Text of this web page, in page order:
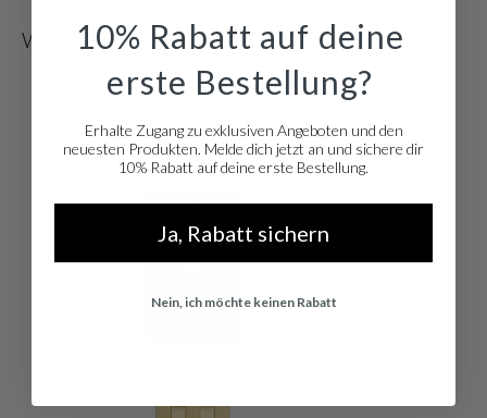
Was hältst du davon?
10% Rabatt auf deine
erste Bestellung?
Erhalte Zugang zu exklusiven Angeboten und den
neuesten Produkten. Melde dich jetzt an und sichere dir
10% Rabatt auf deine erste Bestellung.
Ja, Rabatt sichern
Nein, ich möchte keinen Rabatt